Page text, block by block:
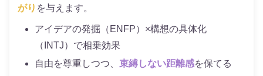
がり を与えます。
アイデアの発掘（ENFP）×構想の具体化
（INTJ）で相乗効果
自由を尊重しつつ、 束縛しない距離感を保てる